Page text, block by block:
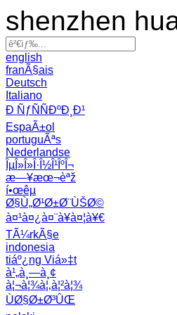
shenzhen
english
franÃ§ais
Deutsch
Italiano
Ð ÑƒÑÑÐºÐ¸Ð¹
EspaÃ±ol
portuguÃªs
Nederlandse
ÎµÎ»Î»Î·Î½Î¹ÎºÎ¬
æ—¥æœ¬èªž
í•œêµ­
Ø§Ù„Ø¹Ø±Ø¨ÙŠØ©
à¤¹à¤¿à¤¨à¥à¤¦à¥€
TÃ¼rkÃ§e
indonesia
tiáº¿ng Viá»‡t
à¹„à¸—à¸¢
à¦¬à¦¾à¦‚à¦²à¦¾
ÙØ§Ø±Ø³ÛŒ